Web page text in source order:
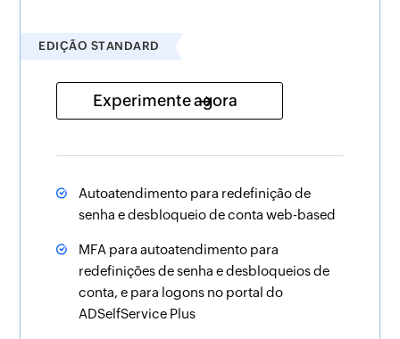
EDIÇÃO STANDARD
Experimente agora
Autoatendimento para redefinição de
senha e desbloqueio de conta web-based
MFA para autoatendimento para
redefinições de senha e desbloqueios de
conta, e para logons no portal do
ADSelfService Plus